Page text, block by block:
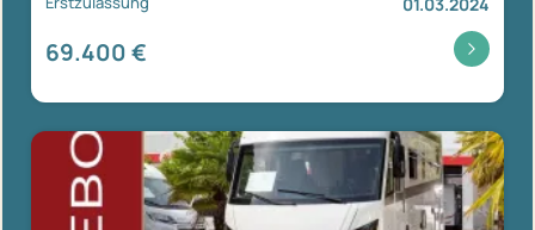
69.400 €